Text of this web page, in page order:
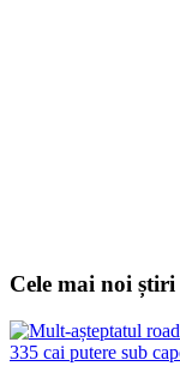
Cele mai noi știri